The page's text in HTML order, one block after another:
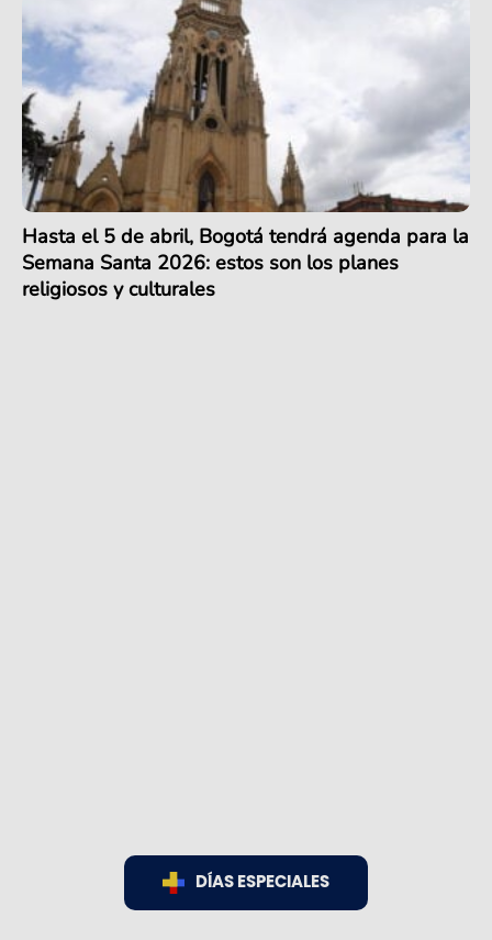
Hasta el 5 de abril, Bogotá tendrá agenda para la
Semana Santa 2026: estos son los planes
religiosos y culturales
DÍAS ESPECIALES